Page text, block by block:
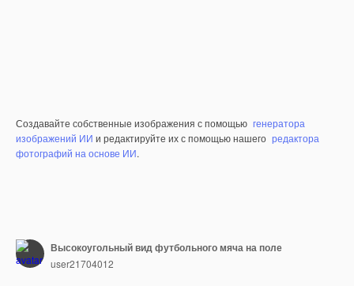
Создавайте собственные изображения с помощью генератора
изображений ИИ и редактируйте их с помощью нашего редактора
фотографий на основе ИИ.
Высокоугольный вид футбольного мяча на поле
user21704012